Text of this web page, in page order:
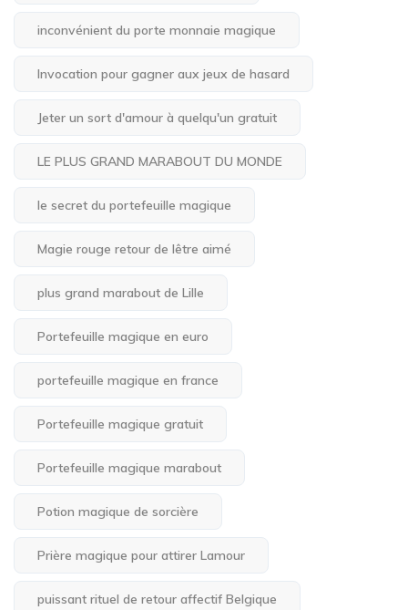
inconvénient du porte monnaie magique
Invocation pour gagner aux jeux de hasard
Jeter un sort d'amour à quelqu'un gratuit
LE PLUS GRAND MARABOUT DU MONDE
le secret du portefeuille magique
Magie rouge retour de lêtre aimé
plus grand marabout de Lille
Portefeuille magique en euro
portefeuille magique en france
Portefeuille magique gratuit
Portefeuille magique marabout
Potion magique de sorcière
Prière magique pour attirer Lamour
puissant rituel de retour affectif Belgique